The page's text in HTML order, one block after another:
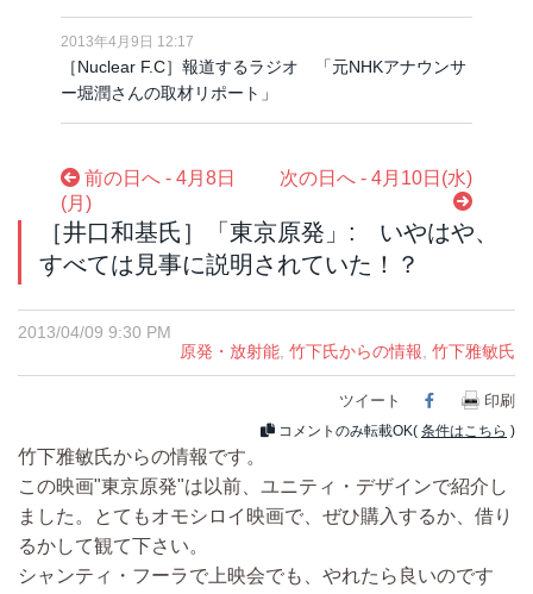
2013年4月9日 12:17
［Nuclear F.C］報道するラジオ 「元NHKアナウンサ
ー堀潤さんの取材リポート」
前の日へ - 4月8日
(月)
次の日へ - 4月10日(水)
［井口和基氏］「東京原発」: いやはや、
すべては見事に説明されていた！？
2013/04/09 9:30 PM
原発・放射能 竹下氏からの情報 竹下雅敏氏
ツイート Facebook
印刷
コメントのみ転載OK( 条件はこちら )
竹下雅敏氏からの情報です。
この映画"東京原発"は以前、ユニティ・デザインで紹介し
ました。とてもオモシロイ映画で、ぜひ購入するか、借り
るかして観て下さい。
シャンティ・フーラで上映会でも、やれたら良いのです